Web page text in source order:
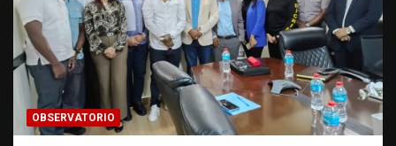
OBSERVATORIO